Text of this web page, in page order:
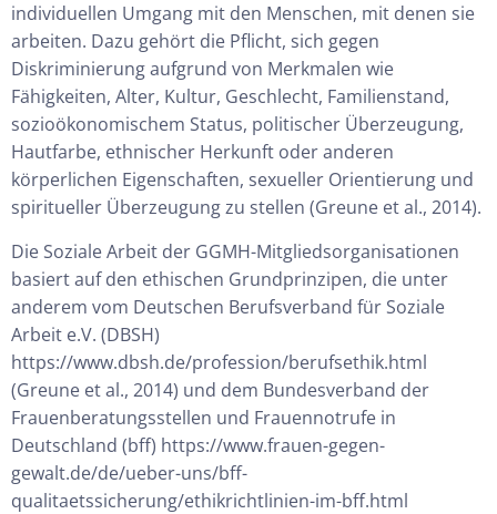
individuellen Umgang mit den Menschen, mit denen sie
arbeiten. Dazu gehört die Pflicht, sich gegen
Diskriminierung aufgrund von Merkmalen wie
Fähigkeiten, Alter, Kultur, Geschlecht, Familienstand,
sozioökonomischem Status, politischer Überzeugung,
Hautfarbe, ethnischer Herkunft oder anderen
körperlichen Eigenschaften, sexueller Orientierung und
spiritueller Überzeugung zu stellen (Greune et al., 2014).
Die Soziale Arbeit der GGMH-Mitgliedsorganisationen
basiert auf den ethischen Grundprinzipen, die unter
anderem vom Deutschen Berufsverband für Soziale
Arbeit e.V. (DBSH)
https://www.dbsh.de/profession/berufsethik.html
(Greune et al., 2014) und dem Bundesverband der
Frauenberatungsstellen und Frauennotrufe in
Deutschland (bff) https://www.frauen-gegen-
gewalt.de/de/ueber-uns/bff-
qualitaetssicherung/ethikrichtlinien-im-bff.html